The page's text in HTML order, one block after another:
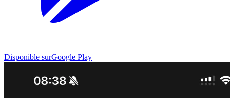
Disponible surGoogle Play